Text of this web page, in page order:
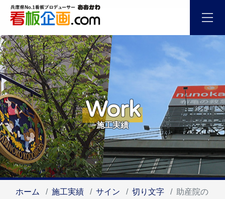
Work
施工実績
ホーム 施工実績 サイン 切り文字
助産院の